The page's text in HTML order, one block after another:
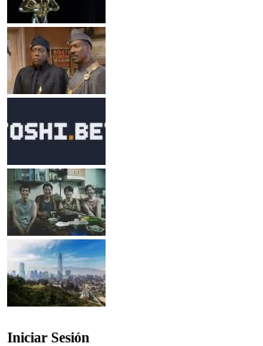
Iniciar Sesión